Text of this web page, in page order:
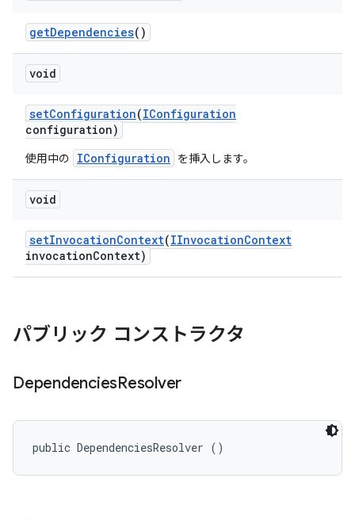
getDependencies()
void
setConfiguration(IConfiguration
configuration)
使用中の IConfiguration を挿入します。
void
setInvocationContext(IInvocationContext
invocationContext)
パブリック コンストラクタ
DependenciesResolver
public DependenciesResolver ()